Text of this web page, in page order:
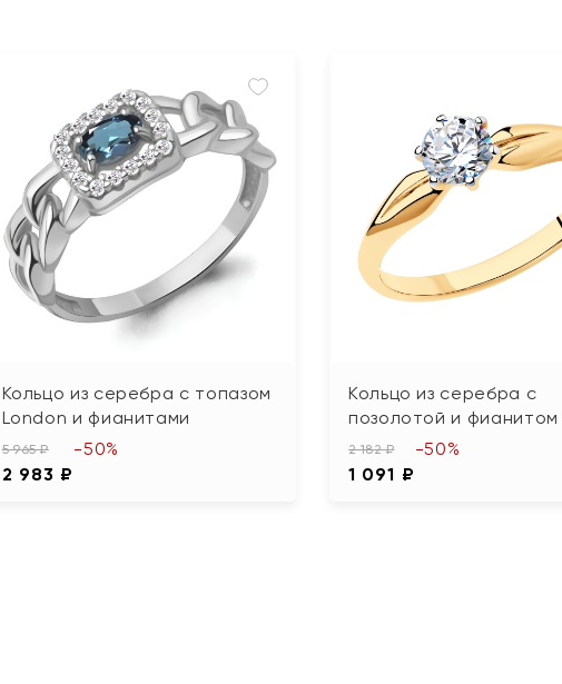
Кольцо из серебра с топазом
London и фианитами
5 965 ₽
2 983 ₽
-50%
Кольцо из серебра с
позолотой и фианитом
2 182 ₽
1 091 ₽
-50%